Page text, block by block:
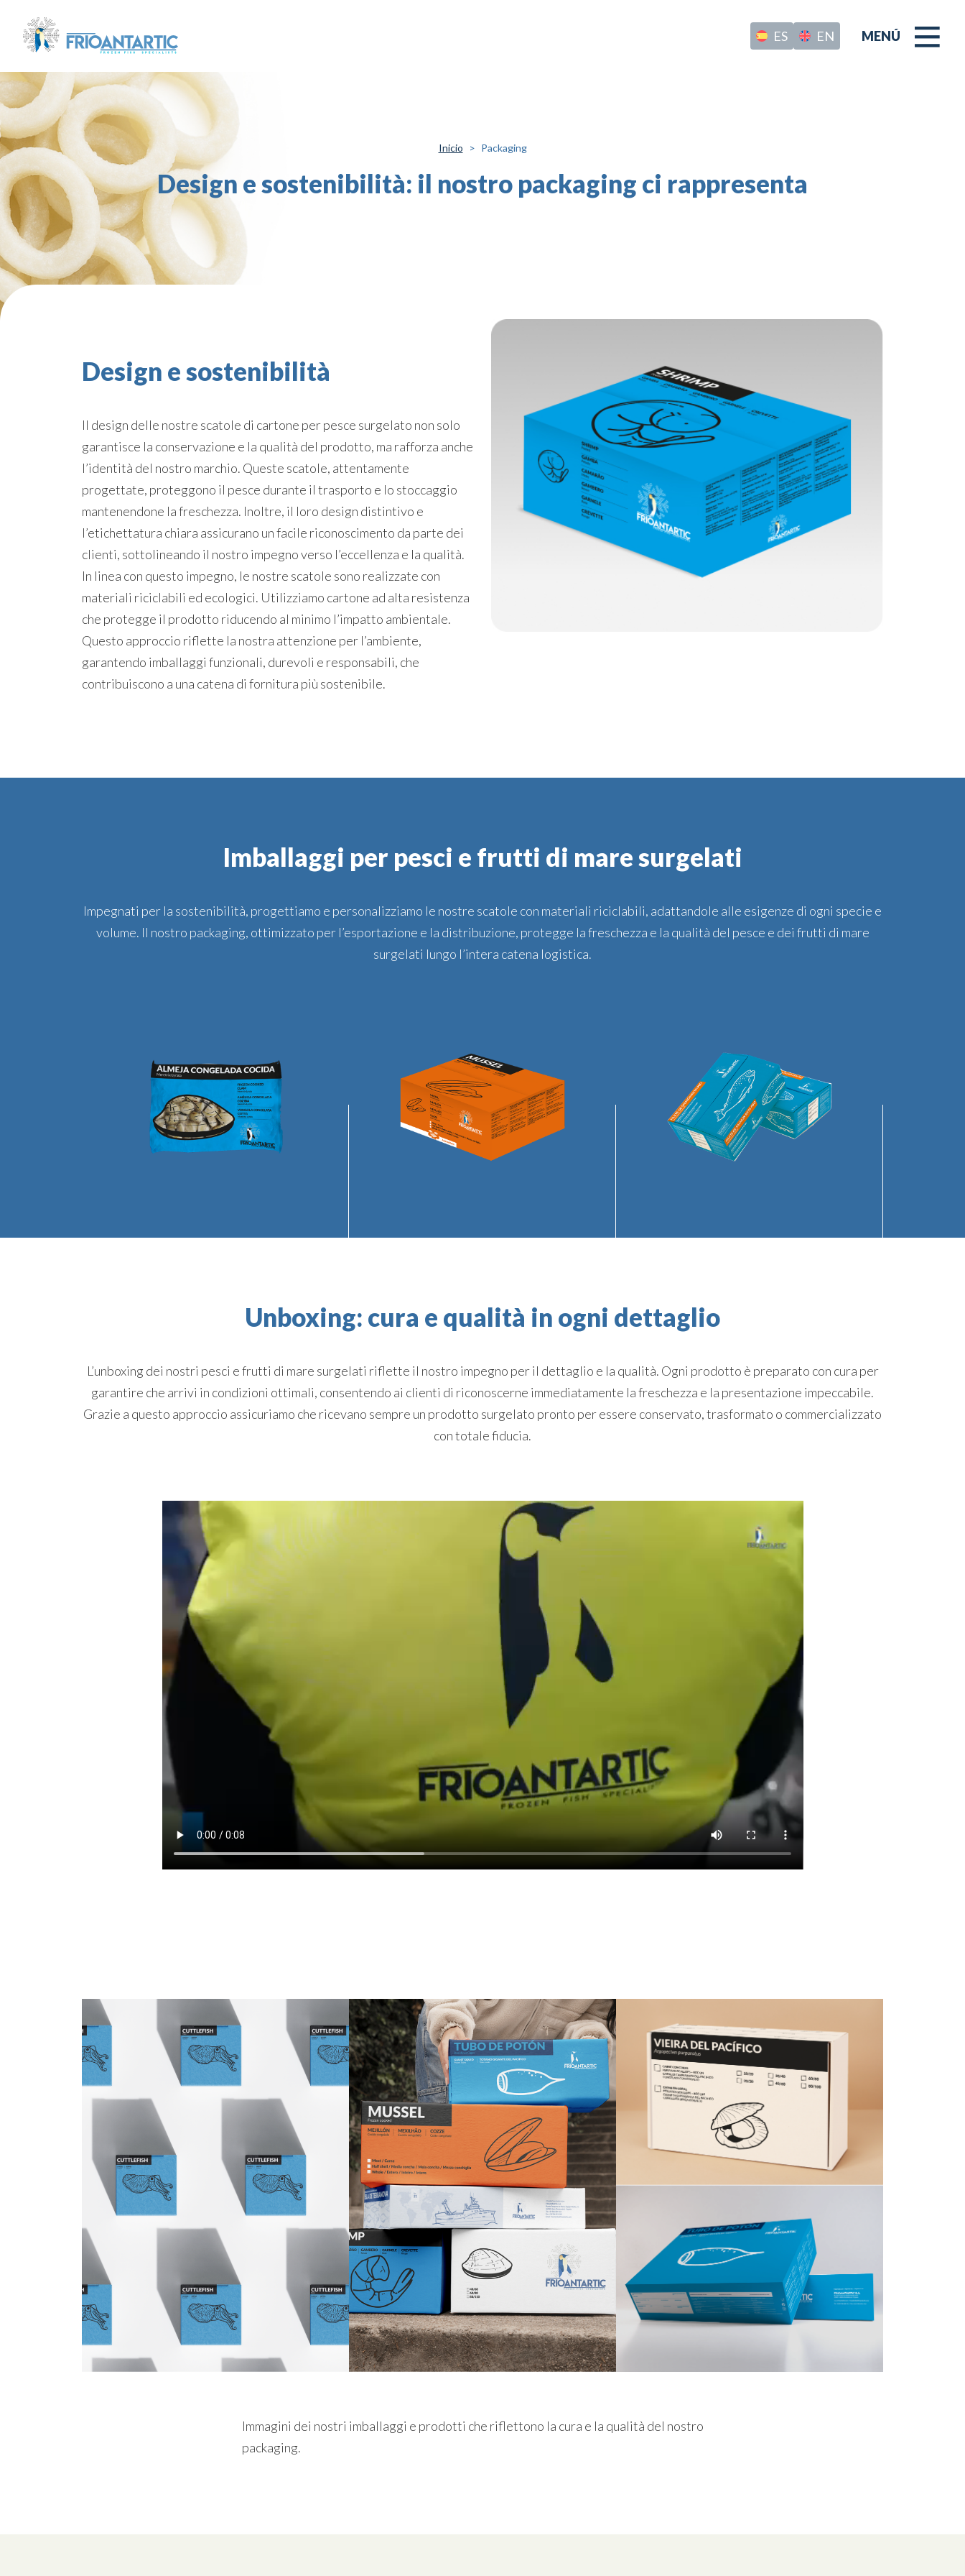
ES EN MENÚ
Inicio Packaging
Design e sostenibilità: il nostro packaging ci rappresenta
Design e sostenibilità
Il design delle nostre scatole di cartone per pesce surgelato non solo
garantisce la conservazione e la qualità del prodotto, ma rafforza anche
l’identità del nostro marchio. Queste scatole, attentamente
progettate, proteggono il pesce durante il trasporto e lo stoccaggio
mantenendone la freschezza. Inoltre, il loro design distintivo e
l’etichettatura chiara assicurano un facile riconoscimento da parte dei
clienti, sottolineando il nostro impegno verso l’eccellenza e la qualità.
In linea con questo impegno, le nostre scatole sono realizzate con
materiali riciclabili ed ecologici. Utilizziamo cartone ad alta resistenza
che protegge il prodotto riducendo al minimo l’impatto ambientale.
Questo approccio riflette la nostra attenzione per l’ambiente,
garantendo imballaggi funzionali, durevoli e responsabili, che
contribuiscono a una catena di fornitura più sostenibile.
Imballaggi per pesci e frutti di mare surgelati
Impegnati per la sostenibilità, progettiamo e personalizziamo le nostre scatole con materiali riciclabili, adattandole alle esigenze di ogni specie e
volume. Il nostro packaging, ottimizzato per l’esportazione e la distribuzione, protegge la freschezza e la qualità del pesce e dei frutti di mare
surgelati lungo l’intera catena logistica.
Unboxing: cura e qualità in ogni dettaglio
L’unboxing dei nostri pesci e frutti di mare surgelati riflette il nostro impegno per il dettaglio e la qualità. Ogni prodotto è preparato con cura per
garantire che arrivi in condizioni ottimali, consentendo ai clienti di riconoscerne immediatamente la freschezza e la presentazione impeccabile.
Grazie a questo approccio assicuriamo che ricevano sempre un prodotto surgelato pronto per essere conservato, trasformato o commercializzato
con totale fiducia.
Immagini dei nostri imballaggi e prodotti che riflettono la cura e la qualità del nostro
packaging.